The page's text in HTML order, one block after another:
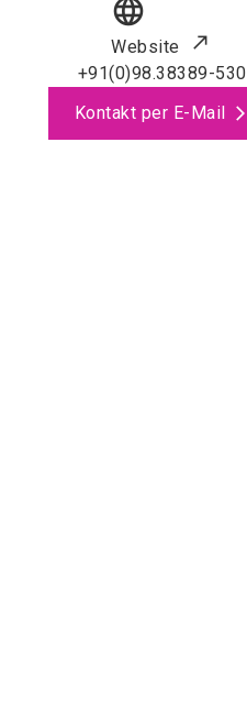
language
Website
+91(0)98.38389-530
Kontakt per E-Mail